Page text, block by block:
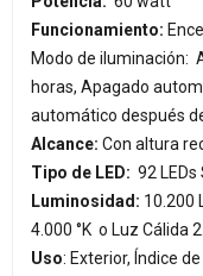
Funcionamiento:
Modo de iluminación:
horas, Apagado
automático después
Alcance: Con altura
Tipo de LED: 92 LEDs
Luminosidad: 10.200
4.000 °K o Luz Cálida
Uso: Exterior, Índice